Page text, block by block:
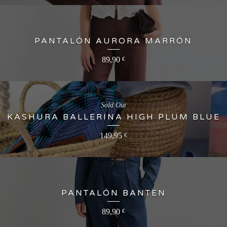
PANTALÓN AURORA MARRÓN
89,90 €
KASHURA BALLERINA HIGH PLUM BLUE
149,95€
Sold Out
PANTALÓN BANTEN
89,90 €